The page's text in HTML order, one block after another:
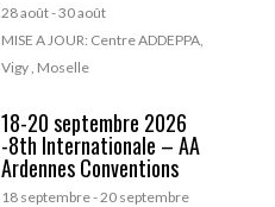
28 août-30 août
MISE A JOUR: Centre ADDEPPA,
Vigy , Moselle
18-20 septembre 2026
-8th Internationale – AA
Ardennes Conventions
18 septembre-20 septembre